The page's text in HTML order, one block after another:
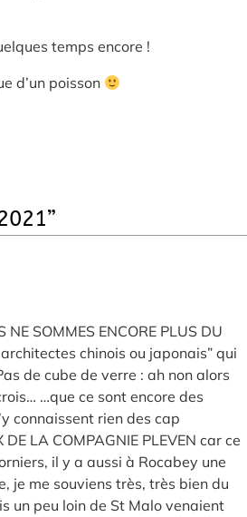
temps encore !
d’un poisson
”
SOMMES ENCORE PLUS DU
chinois ou japonais” qui
de cube de verre : ah non alors
…que ce sont encore des
connaissent rien des cap
LA COMPAGNIE PLEVEN car ce
il y a aussi à Rocabey une
je me souviens très, très bien du
un peu loin de St Malo venaient